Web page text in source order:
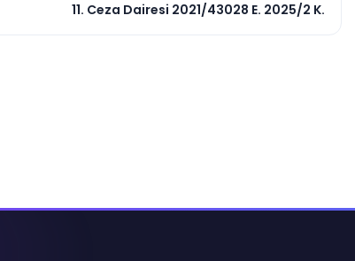
11. Ceza Dairesi 2021/43028 E. 2025/2 K.